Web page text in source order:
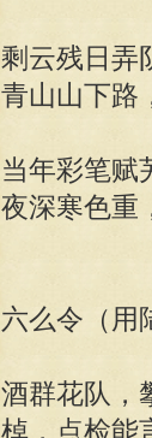
剩云残日弄
青山山下路
当年彩笔赋
夜深寒色重
六么令（用
酒群花队，
棹，点检能